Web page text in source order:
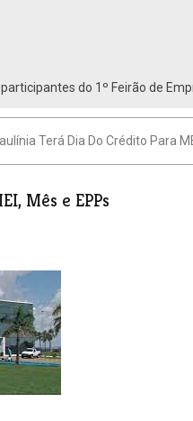
do 1º Feirão de
Terá Dia Do Crédito Para
Mês e EPPs